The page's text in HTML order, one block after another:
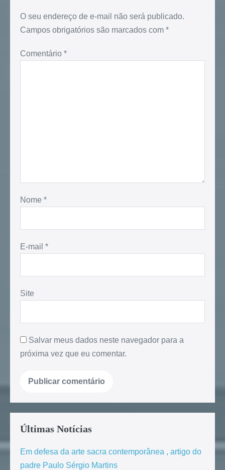
O seu endereço de e-mail não será publicado.
Campos obrigatórios são marcados com *
Comentário *
Nome *
E-mail *
Site
Salvar meus dados neste navegador para a
próxima vez que eu comentar.
Últimas Notícias
Em defesa da arte sacra contemporânea , artigo do
padre Paulo Sérgio Martins